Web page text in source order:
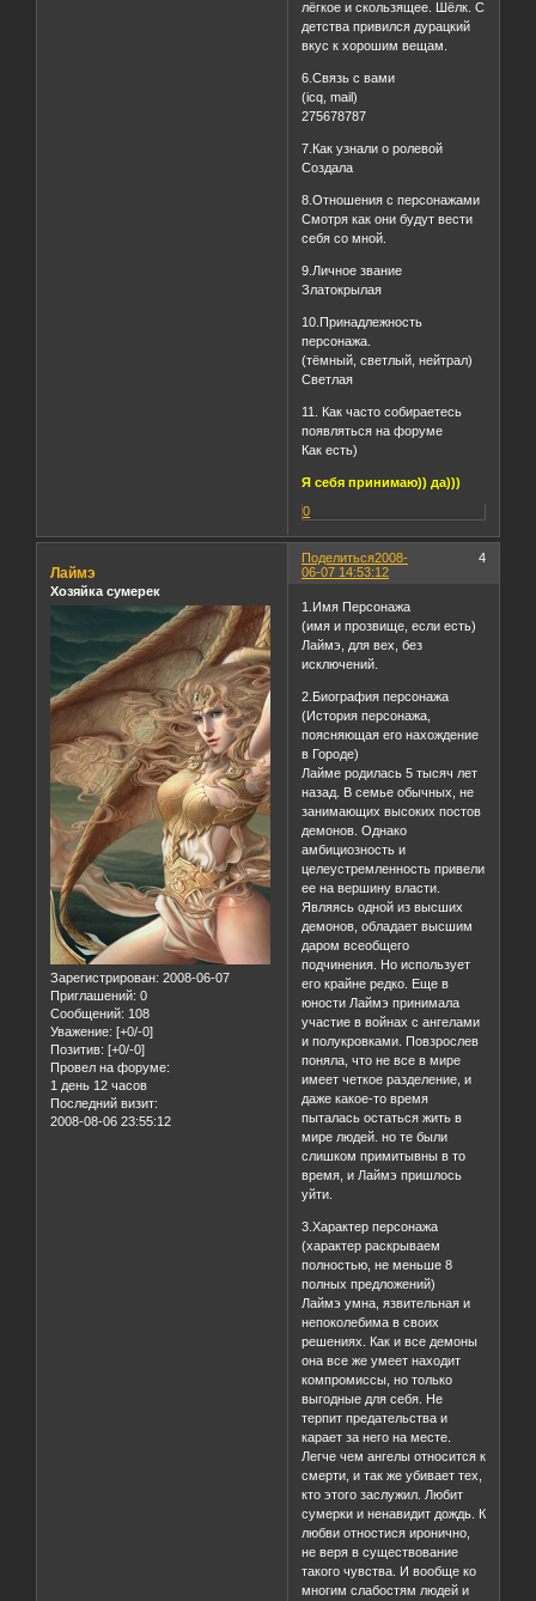
лёгкое и скользящее. Шёлк. С
детства привился дурацкий
вкус к хорошим вещам.
6.Связь с вами
(icq, mail)
275678787
7.Как узнали о ролевой
Создала
8.Отношения с персонажами
Смотря как они будут вести
себя со мной.
9.Личное звание
Златокрылая
10.Принадлежность
персонажа.
(тёмный, светлый, нейтрал)
Светлая
11. Как часто собираетесь
появляться на форуме
Как есть)
Я себя принимаю)) да)))
0
Поделиться 4
2008-
06-07 14:53:12
Лаймэ
Хозяйка сумерек
Зарегистрирован: 2008-06-07
Приглашений: 0
Сообщений: 108
Уважение: [+0/-0]
Позитив: [+0/-0]
Провел на форуме:
1 день 12 часов
Последний визит:
2008-08-06 23:55:12
1.Имя Персонажа
(имя и прозвище, если есть)
Лаймэ, для вех, без
исключений.
2.Биография персонажа
(История персонажа,
поясняющая его нахождение
в Городе)
Лайме родилась 5 тысяч лет
назад. В семье обычных, не
занимающих высоких постов
демонов. Однако
амбициозность и
целеустремленность привели
ее на вершину власти.
Являясь одной из высших
демонов, обладает высшим
даром всеобщего
подчинения. Но использует
его крайне редко. Еще в
юности Лаймэ принимала
участие в войнах с ангелами
и полукровками. Повзрослев
поняла, что не все в мире
имеет четкое разделение, и
даже какое-то время
пыталась остаться жить в
мире людей. но те были
слишком примитывны в то
время, и Лаймэ пришлось
уйти.
3.Характер персонажа
(характер раскрываем
полностью, не меньше 8
полных предложений)
Лаймэ умна, язвительная и
непоколебима в своих
решениях. Как и все демоны
она все же умеет находит
компромиссы, но только
выгодные для себя. Не
терпит предательства и
карает за него на месте.
Легче чем ангелы относится к
смерти, и так же убивает тех,
кто этого заслужил. Любит
сумерки и ненавидит дождь. К
любви отностися иронично,
не веря в существование
такого чувства. И вообще ко
многим слабостям людей и